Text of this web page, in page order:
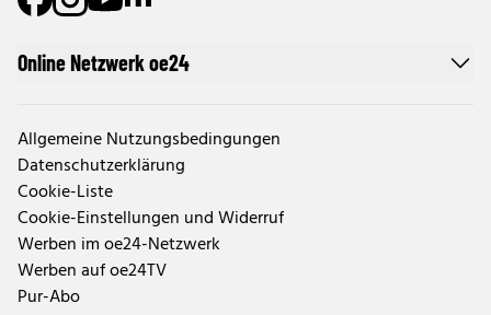
Online Netzwerk oe24
Allgemeine Nutzungsbedingungen
Datenschutzerklärung
Cookie-Liste
Cookie-Einstellungen und Widerruf
Werben im oe24-Netzwerk
Werben auf oe24TV
Pur-Abo